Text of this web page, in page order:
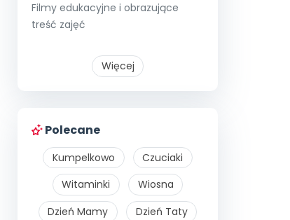
Filmy edukacyjne i obrazujące
treść zajęć
Więcej
Polecane
Kumpelkowo
Czuciaki
Witaminki
Wiosna
Dzień Mamy
Dzień Taty